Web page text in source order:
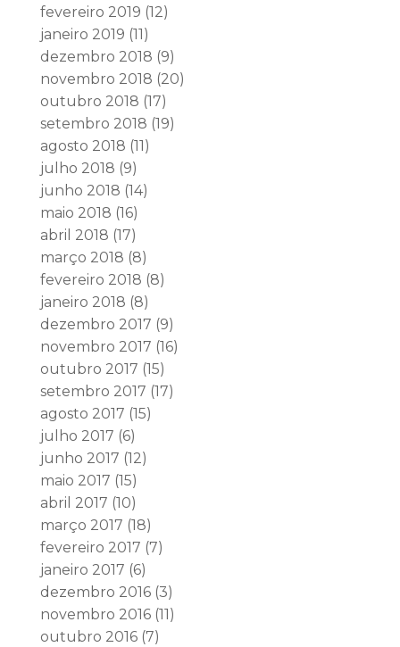
fevereiro 2019 (12)
janeiro 2019 (11)
dezembro 2018 (9)
novembro 2018 (20)
outubro 2018 (17)
setembro 2018 (19)
agosto 2018 (11)
julho 2018 (9)
junho 2018 (14)
maio 2018 (16)
abril 2018 (17)
março 2018 (8)
fevereiro 2018 (8)
janeiro 2018 (8)
dezembro 2017 (9)
novembro 2017 (16)
outubro 2017 (15)
setembro 2017 (17)
agosto 2017 (15)
julho 2017 (6)
junho 2017 (12)
maio 2017 (15)
abril 2017 (10)
março 2017 (18)
fevereiro 2017 (7)
janeiro 2017 (6)
dezembro 2016(3)
novembro 2016(11)
outubro 2016(7)